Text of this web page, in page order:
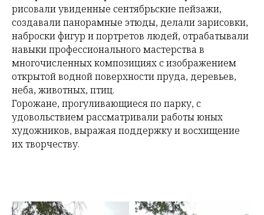
рисовали увиденные сентябрьские пейзажи,
создавали панорамные этюды, делали зарисовки,
наброски фигур и портретов людей, отрабатывали
навыки профессионального мастерства в
многочисленных композициях с изображением
открытой водной поверхности пруда, деревьев,
неба, животных, птиц.
Горожане, прогуливающиеся по парку, с
удовольствием рассматривали работы юных
художников, выражая поддержку и восхищение
их творчеству.